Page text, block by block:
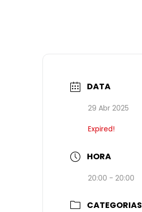
DATA
29 Abr 2025
Expired!
HORA
20:00 - 20:00
CATEGORIAS